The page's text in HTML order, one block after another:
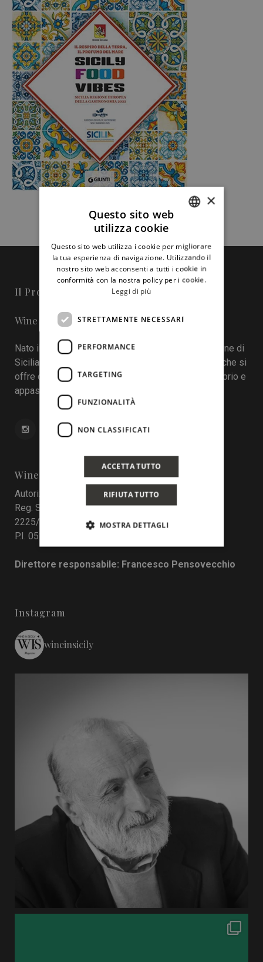
Il Progetto
Wine in Sicily - Online Magazine
Nato il 22 aprile 2016 durante la tredicesima edizione di
Sicilia en Primeur, Wineinsicily.com è un magazine che si
offre come sistema di interazione tra cantine, territorio e
appassionati del vino.
Wine In Sicily
Autorizzazione del Tribunale di Palermo
Reg. Stampa nr. 4 del 10 maggio 2017 Num. Reg.
2225/2017
P.I. 05130190829
Direttore responsabile: Francesco Pensovecchio
Instagram
wineinsicily
ENGLISH
×
Questo sito web
utilizza cookie
Questo sito web utilizza i cookie per migliorare
la tua esperienza di navigazione. Utilizzando il
nostro sito web acconsenti a tutti i cookie in
conformità con la nostra policy per i cookie.
Leggi di più
STRETTAMENTE NECESSARI
PERFORMANCE
TARGETING
FUNZIONALITÀ
NON CLASSIFICATI
ACCETTA TUTTO
RIFIUTA TUTTO
MOSTRA DETTAGLI